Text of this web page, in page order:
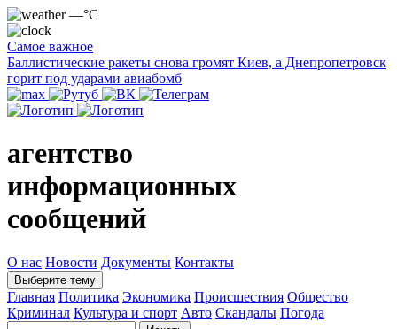
—°C
Самое важное
Баллистические ракеты снова громят Киев, а Днепропетровск
горит под ударами авиабомб
агентство
информационных
сообщений
О нас Новости Документы Контакты
Выберите тему
Главная Политика Экономика Происшествия Общество
Криминал Культура и спорт Авто Скандалы Погода